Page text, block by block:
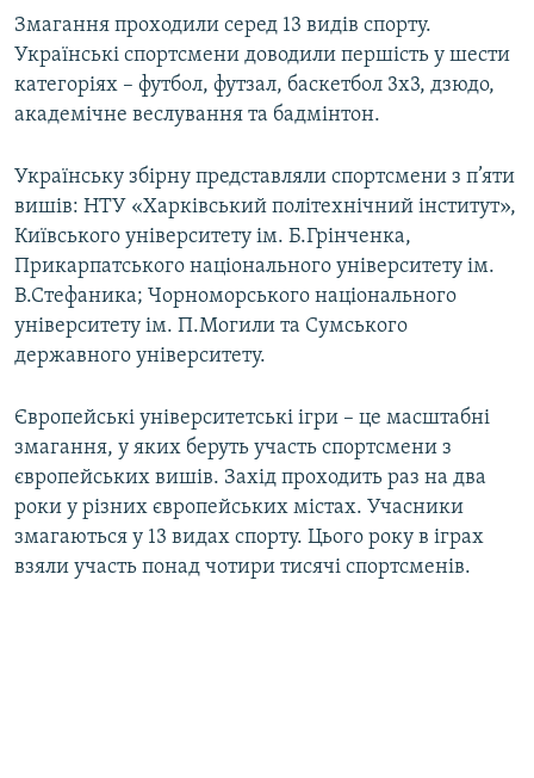
Змагання проходили серед 13 видів спорту.
Українські спортсмени доводили першість у шести
категоріях – футбол, футзал, баскетбол 3х3, дзюдо,
академічне веслування та бадмінтон.
Українську збірну представляли спортсмени з п’яти
вишів: НТУ «Харківський політехнічний інститут»,
Київського університету ім. Б.Грінченка,
Прикарпатського національного університету ім.
В.Стефаника; Чорноморського національного
університету ім. П.Могили та Сумського
державного університету.
Європейські університетські ігри – це масштабні
змагання, у яких беруть участь спортсмени з
європейських вишів. Захід проходить раз на два
роки у різних європейських містах. Учасники
змагаються у 13 видах спорту. Цього року в іграх
взяли участь понад чотири тисячі спортсменів.